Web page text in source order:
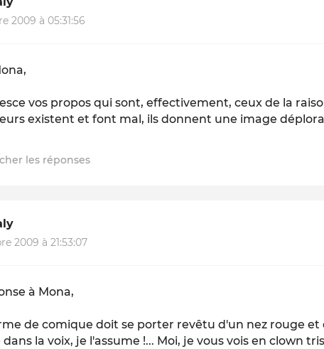
2009 à 05:31:56
vos propos qui sont, effectivement, ceux de la
existent et font mal, ils donnent une image
2009 à 21:53:07
à Mona,
de comique doit se porter revêtu d'un nez rouge et
la voix, je l'assume !... Moi, je vous vois en clown